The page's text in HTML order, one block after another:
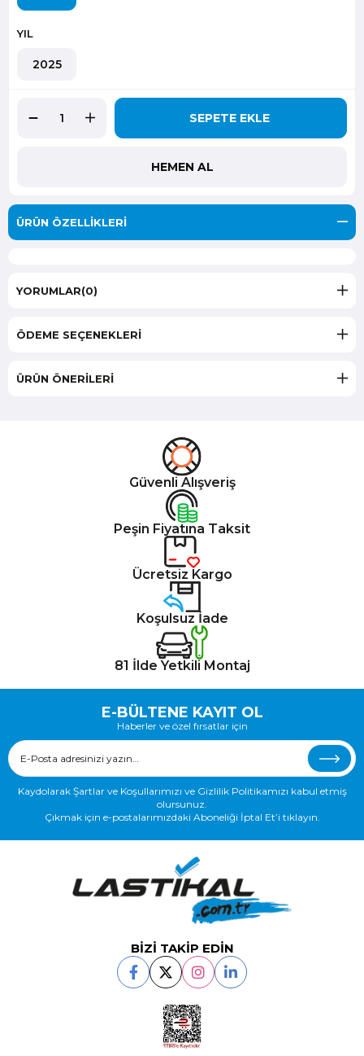
YIL
2025
ÜRÜN ÖZELLIKLERI
YORUMLAR(0)
ÖDEME SEÇENEKLERI
ÜRÜN ÖNERILERI
Güvenli Alışveriş
Peşin Fiyatına Taksit
Ücretsiz Kargo
Koşulsuz İade
81 İlde Yetkili Montaj
E-BÜLTENE KAYIT OL
Haberler ve özel fırsatlar için
Kaydolarak Şartlar ve Koşullarımızı ve Gizlilik Politikamızı kabul etmiş
olursunuz.
Çıkmak için e-postalarımızdaki Aboneliği İptal Et’i tıklayın.
BİZİ TAKİP EDİN